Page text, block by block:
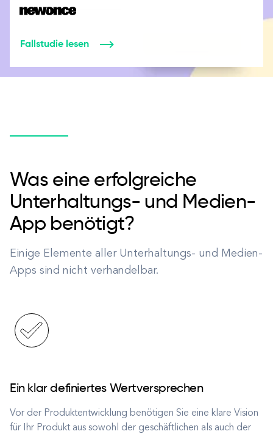
Fallstudie lesen
Was eine erfolgreiche
Unterhaltungs- und Medien-
App benötigt?
Einige Elemente aller Unterhaltungs- und Medien-
Apps sind nicht verhandelbar.
Ein klar definiertes Wertversprechen
Vor der Produktentwicklung benötigen Sie eine klare Vision
für Ihr Produkt aus sowohl der geschäftlichen als auch der